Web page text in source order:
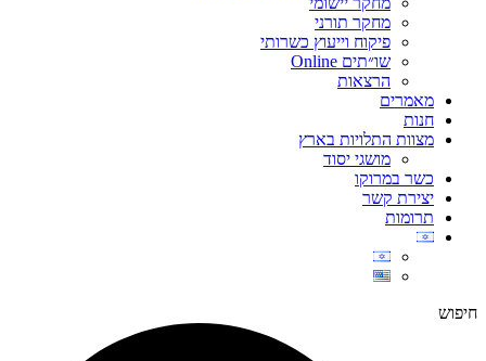
מחקר תורני
פיקוח וייעוץ כשרותי
שו״תים Online
הרצאות
מאמרים
חנות
מצוות התלויות בארץ
מושגי יסוד
כשר במרוקו
יצירת קשר
תרומות
חיפוש